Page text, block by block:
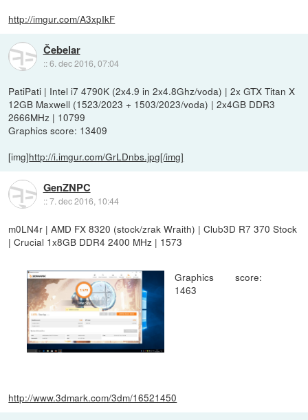
http://imgur.com/A3xpIkF
Čebelar
::6. dec 2016, 07:04
PatiPati | Intel i7 4790K (2x4.9 in 2x4.8Ghz/voda) | 2x GTX Titan X
12GB Maxwell (1523/2023 + 1503/2023/voda) | 2x4GB DDR3
2666MHz | 10799
Graphics score: 13409
[img]http://i.imgur.com/GrLDnbs.jpg[/img]
GenZNPC
::7. dec 2016, 10:44
m0LN4r | AMD FX 8320 (stock/zrak Wraith) | Club3D R7 370 Stock
| Crucial 1x8GB DDR4 2400 MHz | 1573
Graphics score:
1463
http://www.3dmark.com/3dm/16521450